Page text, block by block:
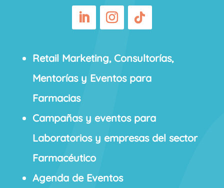
Retail Marketing, Consultorías,
Mentorías y Eventos para
Farmacias
Campañas y eventos para
Laboratorios y empresas del sector
Farmacéutico
Agenda de Eventos